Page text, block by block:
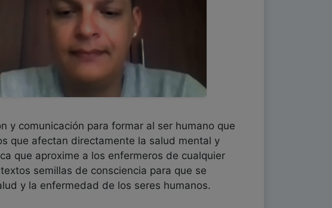
y comunicación para formar al ser humano que
que afectan directamente la salud mental y
que aproxime a los enfermeros de cualquier
semillas de consciencia para que se
y la enfermedad de los seres humanos.